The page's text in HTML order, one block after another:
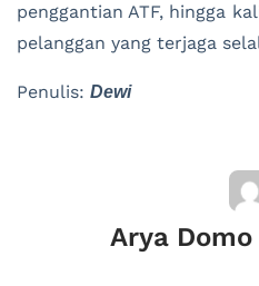
penggantian ATF, hingga
pelanggan yang terjaga
Penulis: Dewi
Arya